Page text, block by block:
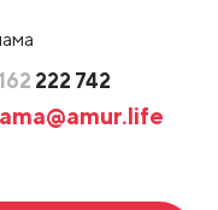
222 742